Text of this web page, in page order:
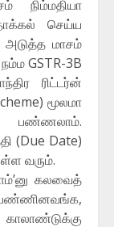
செய்ய
மாசம்
GSTR-3B
ரிட்டர்ன்
மூலமா
பண்ணலாம்.
(Due Date)
வரும்.
கலவைத்
பண்ணினவங்க,